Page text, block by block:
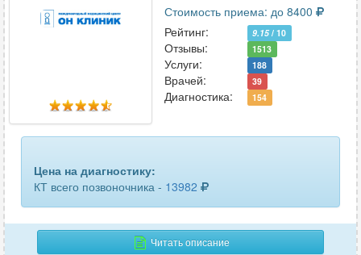
Стоимость приема: до 8400
Рейтинг:
9.15/ 10
Отзывы: 1513
Услуги: 188
Врачей: 39
Диагностика: 154
Цена на диагностику:
КТ всего позвоночника - 13982
Читать описание